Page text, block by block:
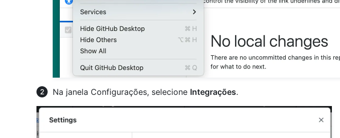
Na janela Configurações, selecione Integrações.